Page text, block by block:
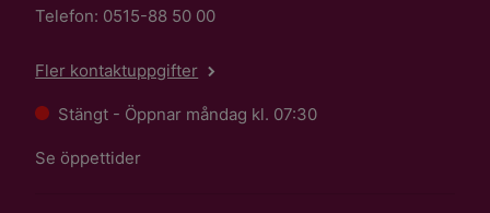
Telefon: 0515-88 50 00
Fler kontaktuppgifter
Stängt - Öppnar måndag kl. 07:30
Se öppettider